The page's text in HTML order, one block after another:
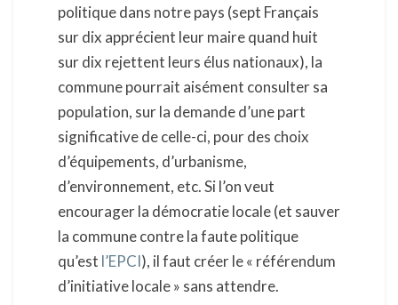
politique dans notre pays (sept Français
sur dix apprécient leur maire quand huit
sur dix rejettent leurs élus nationaux), la
commune pourrait aisément consulter sa
population, sur la demande d’une part
significative de celle-ci, pour des choix
d’équipements, d’urbanisme,
d’environnement, etc. Si l’on veut
encourager la démocratie locale (et sauver
la commune contre la faute politique
qu’est l’EPCI), il faut créer le « référendum
d’initiative locale » sans attendre.